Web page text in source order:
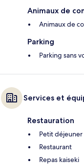
Animaux de
Animaux de
Parking
Parking sans
Services et
Restauration
Petit
Restaurant
Repas kaiseki